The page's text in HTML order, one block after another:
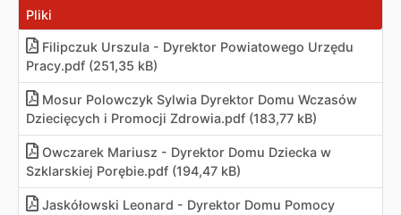
Pliki
Filipczuk Urszula - Dyrektor Powiatowego Urzędu
Pracy.pdf (251,35 kB)
Mosur Polowczyk Sylwia Dyrektor Domu Wczasów
Dziecięcych i Promocji Zdrowia.pdf (183,77 kB)
Owczarek Mariusz - Dyrektor Domu Dziecka w
Szklarskiej Porębie.pdf (194,47 kB)
Jaskółowski Leonard - Dyrektor Domu Pomocy